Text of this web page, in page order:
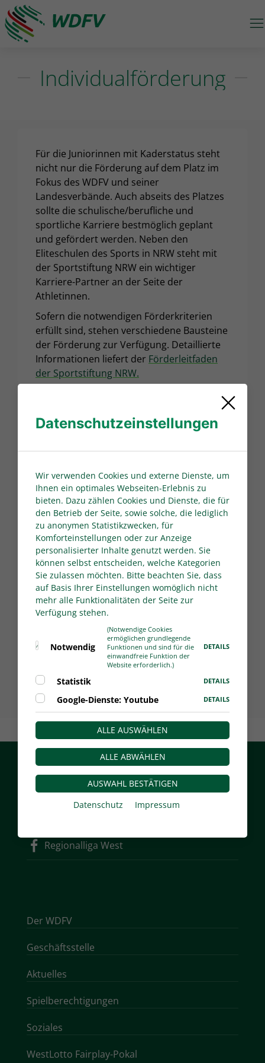
Logo: wdfv führt zur Starseite
Individualförderung
Für die Juniorinnen mit Kaderstatus steht
nicht nur die Förderung auf dem Platz im
Fokus des WDFV und seiner
Landesverbände. Auch abseits des Platzes
sollte die schulische/berufliche und
sportliche Karriere bestmöglich geplant
und gefördert werden. Neben den
Eliteschulen des Sports in NRW steht mit
der Sportstiftung NRW ein wichtiger
Karriere-Partner an der Seite der
Athletinnen.
Sofern die notwendigen Förderkriterien
erfüllt sind, stehen verschiedene Bausteine
der Förderung zur Verfügung. Detaillierte
Informationen liefert der Förderleitfaden
der Sportstiftung NRW.
Dann informiere Dich aufder Homepage
verschiedenen Möglichkeiten und schaue
Athlet*innen an.
Über die PlattformDoKuMehast Du die
Möglichkeit, Dich eigenständig für eine
direkte monatliche Förderung bei der
Sportstiftung NRW zu bewerben. Prüfe im
Vorfeld, ob Du dieFörderkriterienerfüllst.
Im Anschluss bearbeiten wir den Antrag
zusammen mit dem/r
Verbandssportlehrer/in Deines
Landesverbandes und/oder dem DFB und
geben hierbei eine sportfachliche
Einschätzung ab.
Abschließend trifft die Sportstiftung NRW
die Entscheidung über Deine Bewerbung.
Service Individualförderung
Regionalliga West
Der WDFV
Geschäftsstelle
Aktuelles
Spielberechtigungen
Soziales
WestLotto Fairplay-Pokal
Datenschutzeinstellungen
Wir verwenden Cookies und externe Dienste, um
Ihnen ein optimales Webseiten-Erlebnis zu
bieten. Dazu zählen Cookies und Dienste, die für
den Betrieb der Seite, sowie solche, die lediglich
zu anonymen Statistikzwecken, für
Komforteinstellungen oder zur Anzeige
personalisierter Inhalte genutzt werden. Sie
können selbst entscheiden, welche Kategorien
Sie zulassen möchten. Bitte beachten Sie, dass
auf Basis Ihrer Einstellungen womöglich nicht
mehr alle Funktionalitäten der Seite zur
Verfügung stehen.
Notwendig
(Notwendige Cookies
ermöglichen grundlegende
Funktionen und sind für die
einwandfreie Funktion der
Website erforderlich.)
DETAILS
Statistik DETAILS
Google-Dienste: Youtube DETAILS
ALLE AUSWÄHLEN
ALLE ABWÄHLEN
AUSWAHL BESTÄTIGEN
Datenschutz
Impressum